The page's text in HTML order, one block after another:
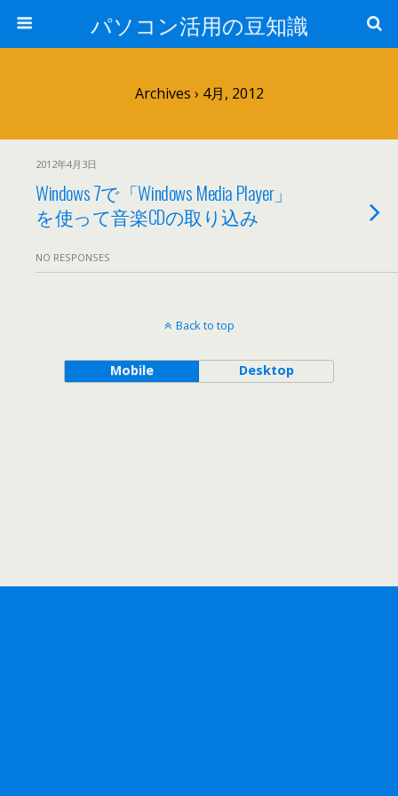
パソコン活用の豆知識
Archives › 4月, 2012
2012年4月3日
Windows 7で「Windows Media Player」
を使って音楽CDの取り込み
NO RESPONSES
Back to top
Mobile Desktop